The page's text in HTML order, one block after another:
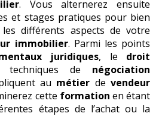
. Vous alternerez ensuite
et stages pratiques pour bien
différents aspects de votre
immobilier. Parmi les points
juridiques, le droit
de négociation
au métier devendeur
cette formation en étant
étapes de l’achat ou la